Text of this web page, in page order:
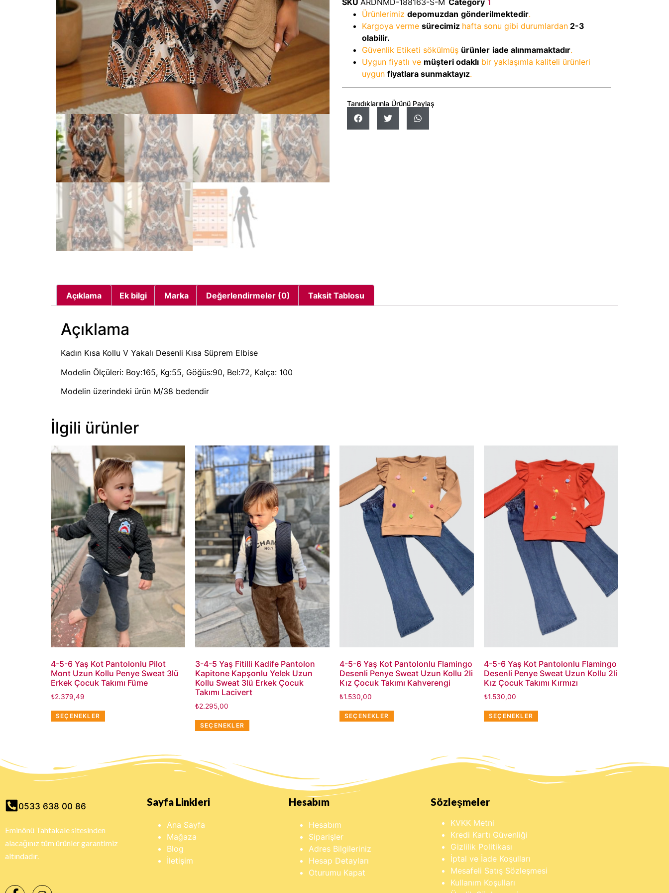
Ürünlerimiz depomuzdan gönderilmektedir.
Kargoya verme sürecimiz hafta sonu gibi durumlardan 2-3
olabilir.
Güvenlik Etiketi sökülmüş ürünler iade alınmamaktadır.
Uygun fiyatlı ve müşteri odaklı bir yaklaşımla kaliteli ürünleri
uygun fiyatlara sunmaktayız.
Tanıdıklarınla Ürünü Paylaş
Açıklama Ek bilgi Marka Değerlendirmeler (0) Taksit Tablosu
Açıklama
Kadın Kısa Kollu V Yakalı Desenli Kısa Süprem Elbise
Modelin Ölçüleri: Boy:165, Kg:55, Göğüs:90, Bel:72, Kalça: 100
Modelin üzerindeki ürün M/38 bedendir
İlgili ürünler
4-5-6 Yaş Kot Pantolonlu Pilot
Mont Uzun Kollu Penye Sweat 3lü
Erkek Çocuk Takımı Füme
₺2.379,49
SEÇENEKLER
3-4-5 Yaş Fitilli Kadife Pantolon
Kapitone Kapşonlu Yelek Uzun
Kollu Sweat 3lü Erkek Çocuk
Takımı Lacivert
₺2.295,00
SEÇENEKLER
4-5-6 Yaş Kot Pantolonlu Flamingo
Desenli Penye Sweat Uzun Kollu 2li
Kız Çocuk Takımı Kahverengi
₺1.530,00
SEÇENEKLER
4-5-6 Yaş Kot Pantolonlu Flamingo
Desenli Penye Sweat Uzun Kollu 2li
Kız Çocuk Takımı Kırmızı
₺1.530,00
SEÇENEKLER
0533 638 00 86
Eminönü Tahtakale sitesinden
alacağınız tüm ürünler garantimiz
altındadır.
Sayfa Linkleri
Ana Sayfa
Mağaza
Blog
İletişim
Hesabım
Hesabım
Siparişler
Adres Bilgileriniz
Hesap Detayları
Oturumu Kapat
Sözleşmeler
KVKK Metni
Kredi Kartı Güvenliği
Gizlilik Politikası
İptal ve İade Koşulları
Mesafeli Satış Sözleşmesi
Kullanım Koşulları